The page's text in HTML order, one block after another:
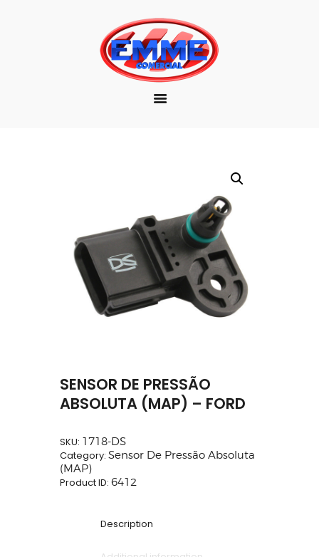
EMPRESA
MARCAS
PRODUTOS
SENSOR DE PRESSÃO
ABSOLUTA (MAP) – FORD
SKU: 1718-DS
Category: Sensor De Pressão Absoluta
(MAP)
Product ID: 6412
Description